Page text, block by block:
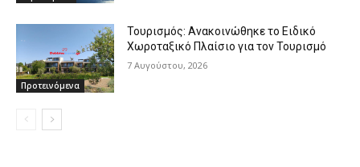
Προτεινόμενα
Τουρισμός: Ανακοινώθηκε το Ειδικό
Χωροταξικό Πλαίσιο για τον Τουρισμό
7 Αυγούστου, 2026